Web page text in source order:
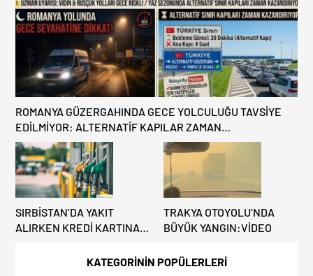
KATEGORİNİN POPÜLERLERİ
ROMANYA GÜZERGAHINDA GECE YOLCULUĞU TAVSİYE
EDİLMİYOR: ALTERNATİF KAPILAR ZAMAN
KAZANDIRIYOR!
SIRBİSTAN’DA YAKIT
ALIRKEN KREDİ KARTINA
TRAKYA OTOYOLU’NDA
BÜYÜK YANGIN:VİDEO